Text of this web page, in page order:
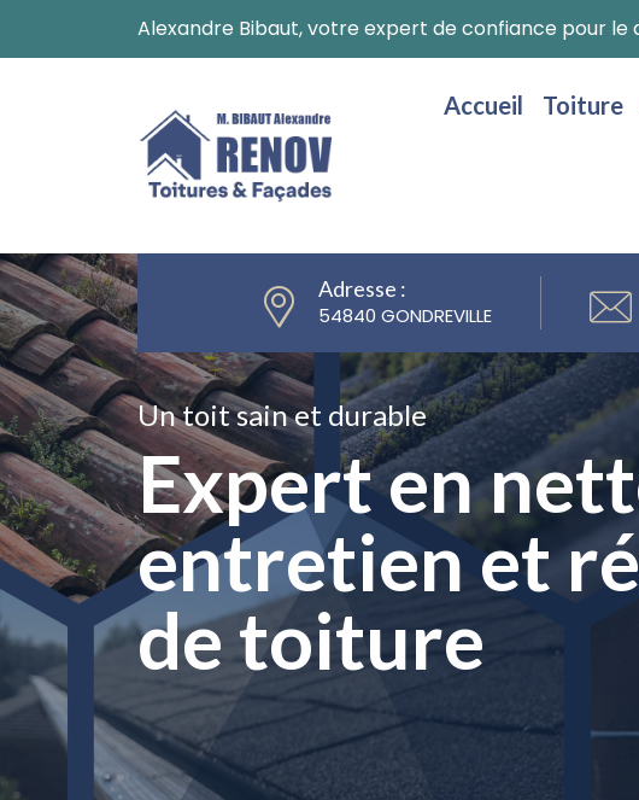
Alexandre Bibaut, votre expert de confiance pour
Accueil Toiture
Adresse :
54840 GONDREVILLE
Redonnez vie à vos façades
Ravalement
pour un
éclatant
Un toit sain et durable
Expert en
entretien et
de toiture
Un toit sain et durable
Expert en
entretien et
de toiture